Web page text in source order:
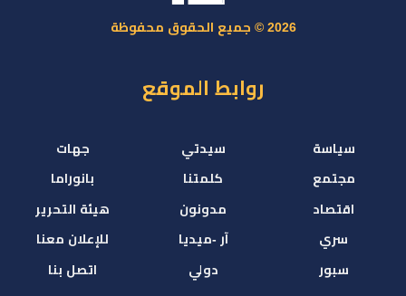
2026 © جميع الحقوق محفوظة
روابط الموقع
سياسة
مجتمع
اقتصاد
سري
سبور
سيدتي
كلمتنا
مدونون
آر -ميديا
دولي
جهات
بانوراما
هيئة التحرير
للإعلان معنا
اتصل بنا